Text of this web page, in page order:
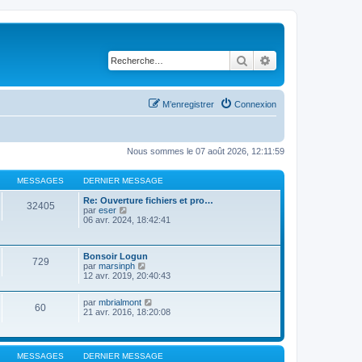
Rechercher
Connexion
M’enregistrer
Nous sommes le 07 août 2026, 12:11:59
MESSAGES DERNIER MESSAGE
32405
Re: Ouverture fichiers et pro…
par eser
o
l
e
d
e
i
e
m
e
s
06 avr. 2024, 18:42:41
729
Bonsoir Logun
par marsinph
o
r
l
e
r
n
12 avr. 2019, 20:40:43
60 par mbrialmont
o
l
e
d
21 avr. 2016, 18:20:08
MESSAGES DERNIER MESSAGE